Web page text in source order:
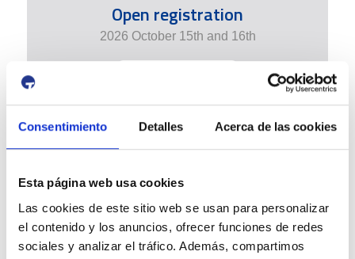
Consentimiento Detalles Acerca de las cookies
Esta página web usa cookies
Las cookies de este sitio web se usan para personalizar
el contenido y los anuncios, ofrecer funciones de redes
sociales y analizar el tráfico. Además, compartimos
Open registration
2026 October 15th and 16th